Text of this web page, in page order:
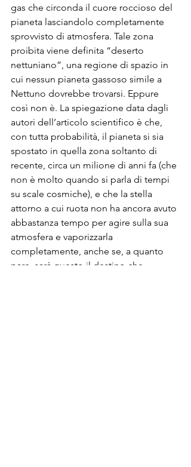
gas che circonda il cuore roccioso del
pianeta lasciandolo completamente
sprovvisto di atmosfera. Tale zona
proibita viene definita “deserto
nettuniano”, una regione di spazio in
cui nessun pianeta gassoso simile a
Nettuno dovrebbe trovarsi. Eppure
così non è. La spiegazione data dagli
autori dell’articolo scientifico è che,
con tutta probabilità, il pianeta si sia
spostato in quella zona soltanto di
recente, circa un milione di anni fa (che
non è molto quando si parla di tempi
su scale cosmiche), e che la stella
attorno a cui ruota non ha ancora avuto
abbastanza tempo per agire sulla sua
atmosfera e vaporizzarla
completamente, anche se, a quanto
pare, sarà questo il destino che